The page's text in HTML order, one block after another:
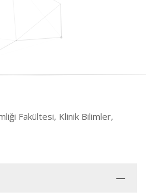
Fakültesi, Klinik Bilimler,